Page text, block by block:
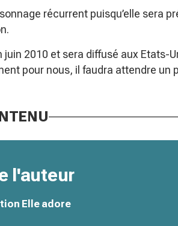
récurrent puisqu’elle sera
juin 2010 et sera diffusé aux Etats-
pour nous, il faudra attendre un
l'auteur
Elle adore